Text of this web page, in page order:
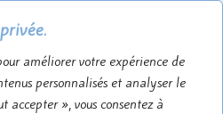
améliorer votre expérience de
personnalisés et analyser le
accepter », vous consentez à